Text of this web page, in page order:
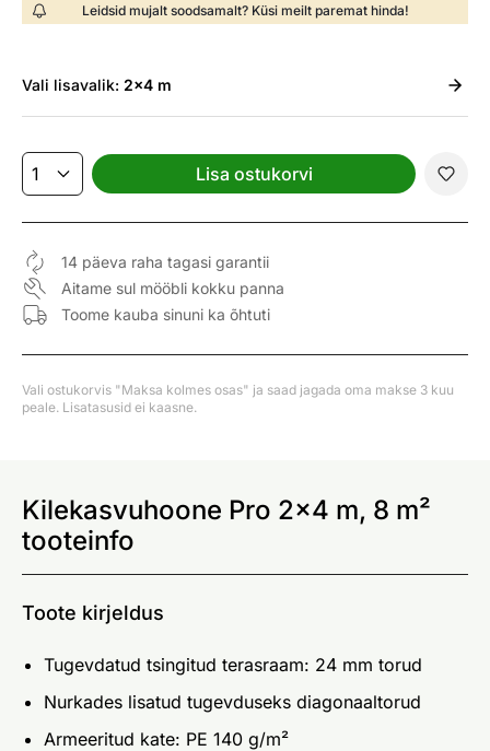
Leidsid mujalt soodsamalt? Küsi meilt paremat hinda!
Vali lisavalik: 2x4 m
Lisa ostukorvi
14 päeva raha tagasi garantii
Aitame sul mööbli kokku panna
Toome kauba sinuni ka õhtuti
Vali ostukorvis "Maksa kolmes osas" ja saad jagada oma makse 3 kuu
peale. Lisatasusid ei kaasne.
Kilekasvuhoone Pro 2x4 m, 8 m²
tooteinfo
Toote kirjeldus
Tugevdatud tsingitud terasraam: 24 mm torud
Nurkades lisatud tugevduseks diagonaaltorud
Armeeritud kate: PE 140 g/m²